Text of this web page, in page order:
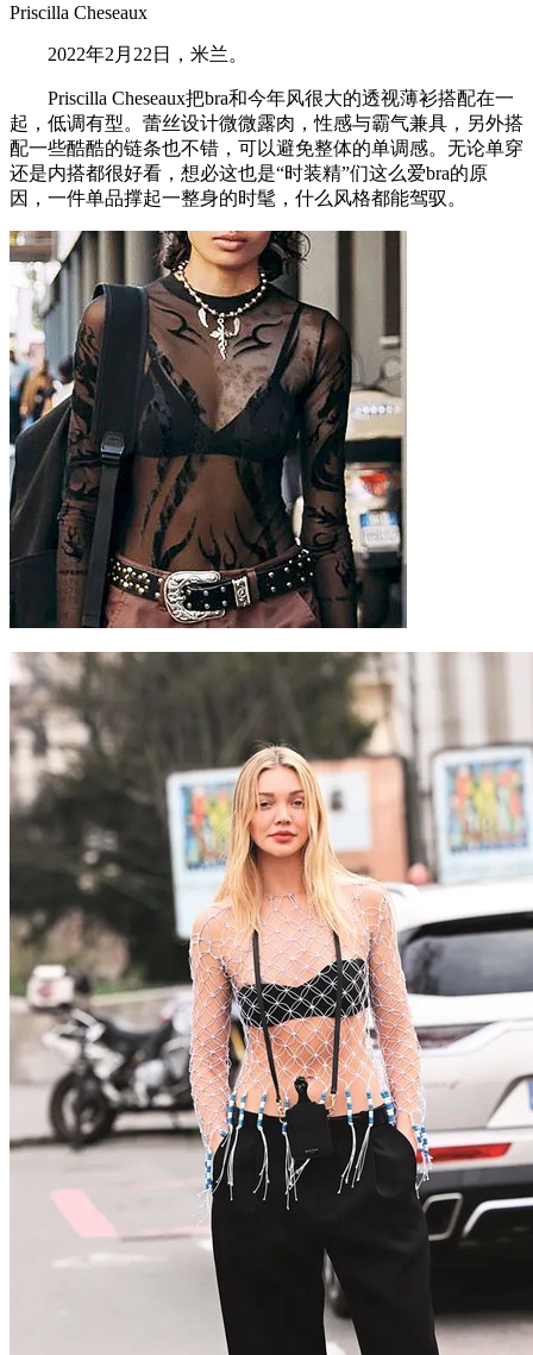
Priscilla Cheseaux
2022年2月22日，米兰。
Priscilla Cheseaux把bra和今年风很大的透视薄衫搭配在一
起，低调有型。蕾丝设计微微露肉，性感与霸气兼具，另外搭
配一些酷酷的链条也不错，可以避免整体的单调感。无论单穿
还是内搭都很好看，想必这也是“时装精”们这么爱bra的原
因，一件单品撑起一整身的时髦，什么风格都能驾驭。